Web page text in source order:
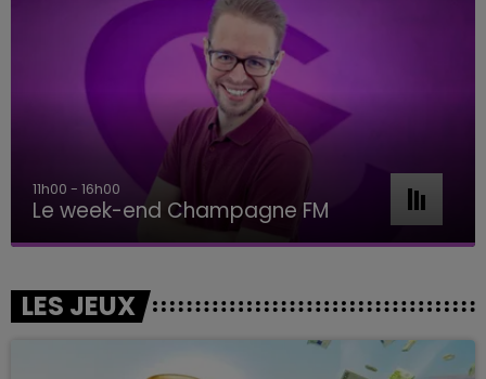
11h00 - 16h00
Le week-end Champagne FM
LES JEUX